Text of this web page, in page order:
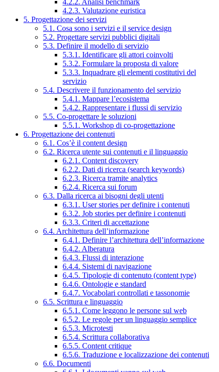
4.2.2. Analisi benchmark
4.2.3. Valutazione euristica
5. Progettazione dei servizi
5.1. Cosa sono i servizi e il service design
5.2. Progettare servizi pubblici digitali
5.3. Definire il modello di servizio
5.3.1. Identificare gli attori coinvolti
5.3.2. Formulare la proposta di valore
5.3.3. Inquadrare gli elementi costitutivi del
servizio
5.4. Descrivere il funzionamento del servizio
5.4.1. Mappare l’ecosistema
5.4.2. Rappresentare i flussi di servizio
5.5. Co-progettare le soluzioni
5.5.1. Workshop di co-progettazione
6. Progettazione dei contenuti
6.1. Cos’è il content design
6.2. Ricerca utente sui contenuti e il linguaggio
6.2.1. Content discovery
6.2.2. Dati di ricerca (search keywords)
6.2.3. Ricerca tramite analytics
6.2.4. Ricerca sui forum
6.3. Dalla ricerca ai bisogni degli utenti
6.3.1. User stories per definire i contenuti
6.3.2. Job stories per definire i contenuti
6.3.3. Criteri di accettazione
6.4. Architettura dell’informazione
6.4.1. Definire l’architettura dell’informazione
6.4.2. Alberatura
6.4.3. Flussi di interazione
6.4.4. Sistemi di navigazione
6.4.5. Tipologie di contenuto (content type)
6.4.6. Ontologie e standard
6.4.7. Vocabolari controllati e tassonomie
6.5. Scrittura e linguaggio
6.5.1. Come leggono le persone sul web
6.5.2. Le regole per un linguaggio semplice
6.5.3. Microtesti
6.5.4. Scrittura collaborativa
6.5.5. Content critique
6.5.6. Traduzione e localizzazione dei contenuti
6.6. Documenti